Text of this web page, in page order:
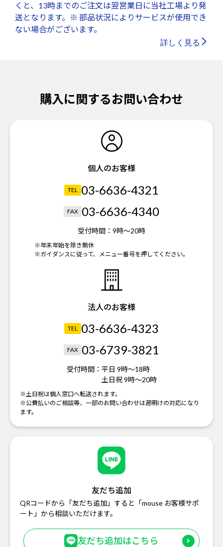
くと、13時までのご注文は翌営業日に当社工場より発
送となります。※ 部品状況によりサービスが使用でき
ない場合がございます。
詳しく見る
購入に関するお問い合わせ
個人のお客様
TEL 03-6636-4321
FAX 03-6636-4340
受付時間： 9時～20時
※年末年始を除き無休
※ガイダンスに従って、メニュー番号を押してください。
法人のお客様
TEL 03-6636-4323
FAX 03-6739-3821
受付時間： 平日 9時～18時
土日祝 9時～20時
※土日祝は個人窓口へ転送されます。
※公費払いのご相談等、一部のお問い合わせは週明けの対応になり
ます。
友だち追加
QRコードから「友だち追加」すると「mouse お客様サポ
ート」から相談いただけます。
友だち追加はこちら